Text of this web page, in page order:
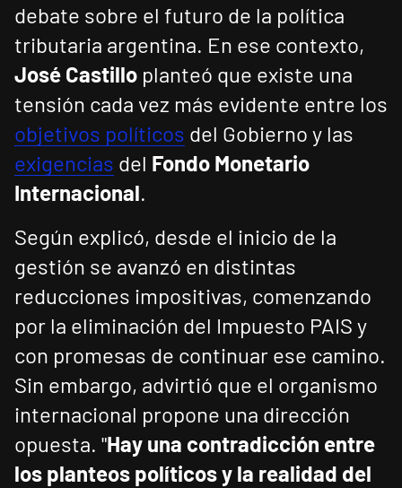
debate sobre el futuro de la política
tributaria argentina. En ese contexto,
José Castillo planteó que existe una
tensión cada vez más evidente entre los
objetivos políticos del Gobierno y las
exigencias del Fondo Monetario
Internacional.
Según explicó, desde el inicio de la
gestión se avanzó en distintas
reducciones impositivas, comenzando
por la eliminación del Impuesto PAIS y
con promesas de continuar ese camino.
Sin embargo, advirtió que el organismo
internacional propone una dirección
opuesta. "Hay una contradicción entre
los planteos políticos y la realidad del